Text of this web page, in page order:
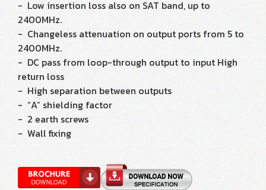
- Low insertion loss also on SAT band, up to
2400MHz.
- Changeless attenuation on output ports from 5 to
2400MHz.
- DC pass from loop-through output to input High
return loss
- High separation between outputs
- “A” shielding factor
- 2 earth screws
- Wall fixing